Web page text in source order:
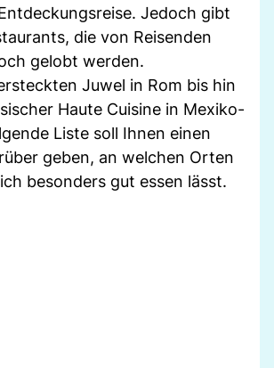
Jedoch gibt
die von Reisenden
gelobt werden.
Juwel in Rom bis hin
Haute Cuisine in Mexiko-
Liste soll Ihnen einen
geben, an welchen Orten
besonders gut essen lässt.